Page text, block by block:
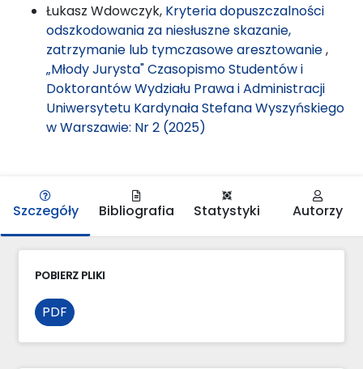
Łukasz Wdowczyk, Kryteria dopuszczalności
odszkodowania za niesłuszne skazanie,
zatrzymanie lub tymczasowe aresztowanie,
„Młody Jurysta" Czasopismo Studentów i
Doktorantów Wydziału Prawa i Administracji
Uniwersytetu Kardynała Stefana Wyszyńskiego
w Warszawie: Nr 2 (2025)
Szczegóły Bibliografia Statystyki Autorzy
POBIERZ PLIKI
PDF